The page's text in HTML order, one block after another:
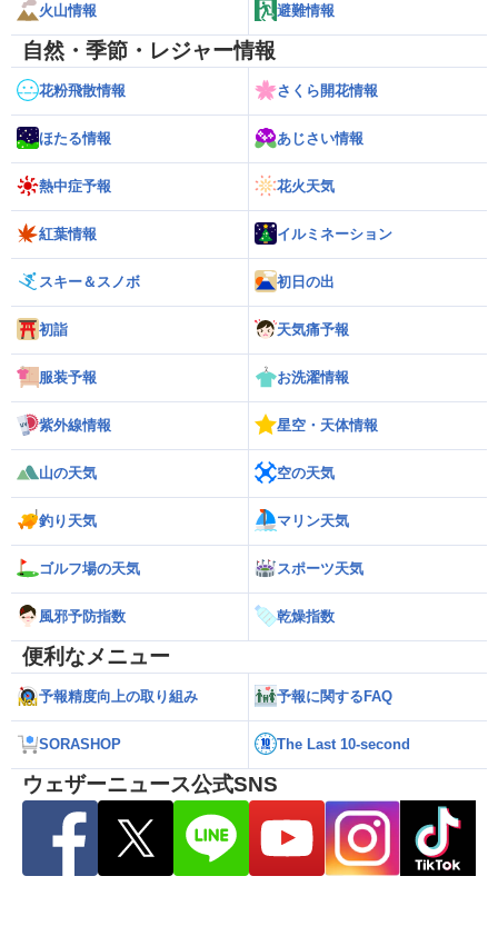
火山情報 避難情報
自然・季節・レジャー情報
花粉飛散情報 さくら開花情報
ほたる情報 あじさい情報
熱中症予報 花火天気
紅葉情報 イルミネーション
スキー＆スノボ 初日の出
初詣 天気痛予報
服装予報 お洗濯情報
紫外線情報 星空・天体情報
山の天気 空の天気
釣り天気 マリン天気
ゴルフ場の天気 スポーツ天気
風邪予防指数 乾燥指数
便利なメニュー
予報精度向上の取り組み 予報に関するFAQ
SORASHOP The Last 10-second
ウェザーニュース公式SNS